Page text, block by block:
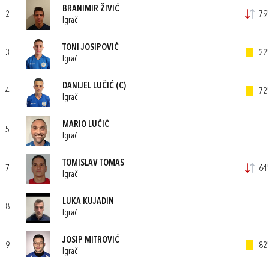
2
BRANIMIR ŽIVIĆ
Igrač
79'
3
TONI JOSIPOVIĆ
Igrač
22'
4
DANIJEL LUČIĆ (C)
Igrač
72'
5
MARIO LUČIĆ
Igrač
7
TOMISLAV TOMAS
Igrač
64'
8
LUKA KUJADIN
Igrač
9
JOSIP MITROVIĆ
Igrač
82'